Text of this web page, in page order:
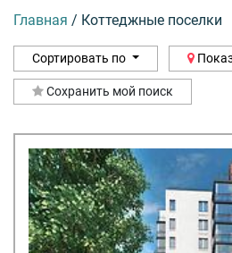
Главная / Коттеджные поселки
Сортировать по
Сохранить мой поиск